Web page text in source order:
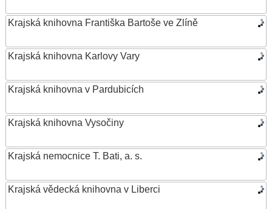
Krajská knihovna Františka Bartoše ve Zlíně
Krajská knihovna Karlovy Vary
Krajská knihovna v Pardubicích
Krajská knihovna Vysočiny
Krajská nemocnice T. Bati, a. s.
Krajská vědecká knihovna v Liberci